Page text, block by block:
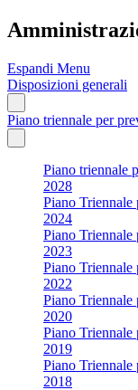
Espandi Menu
Disposizioni generali
Piano triennale per
Piano triennale
2028
Piano Triennale
2024
Piano Triennale
2023
Piano Triennale
2022
Piano Triennale
2020
Piano Triennale
2019
Piano Triennale
2018